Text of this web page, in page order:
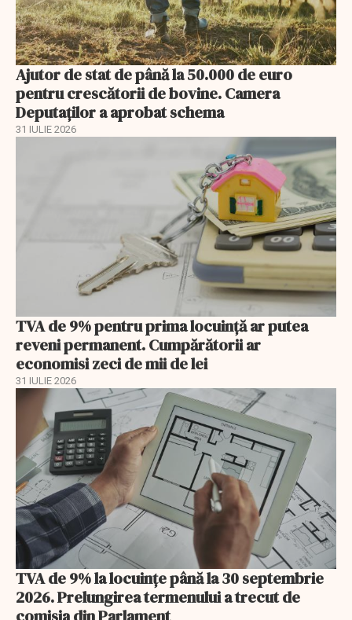
Ajutor de stat de până la 50.000 de euro
pentru crescătorii de bovine. Camera
Deputaților a aprobat schema
31 IULIE 2026
TVA de 9% pentru prima locuință ar putea
reveni permanent. Cumpărătorii ar
economisi zeci de mii de lei
31 IULIE 2026
TVA de 9% la locuințe până la 30 septembrie
2026. Prelungirea termenului a trecut de